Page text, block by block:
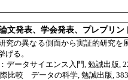
文発表、学会発表、プレプリン
究の異なる側面から実証的研究を
る。
データサイエンス入門, 勉誠出版,
比較 データの科学, 勉誠出版,